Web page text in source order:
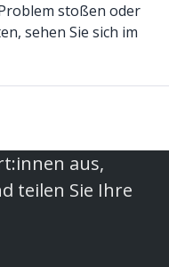
stoßen oder
sehen Sie sich im
aus,
teilen Sie Ihre